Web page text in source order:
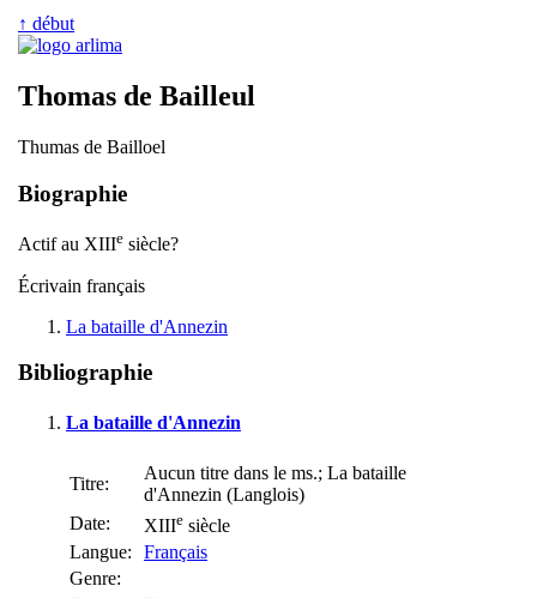
↑ début
Thomas de Bailleul
Thumas de Bailloel
Biographie
Actif au XIIIe siècle?
Écrivain français
La bataille d'Annezin
Bibliographie
La bataille d'Annezin
Titre:
Aucun titre dans le ms.; La bataille
d'Annezin (Langlois)
Date:
XIIIe siècle
Langue:
Français
Genre: